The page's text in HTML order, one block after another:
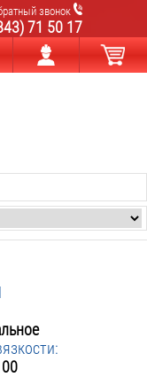
звонок
71 50 17
р.